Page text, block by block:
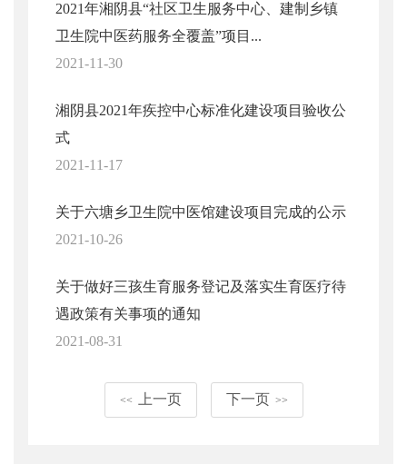
2021年湘阴县“社区卫生服务中心、建制乡镇
卫生院中医药服务全覆盖”项目...
2021-11-30
湘阴县2021年疾控中心标准化建设项目验收公
式
2021-11-17
关于六塘乡卫生院中医馆建设项目完成的公示
2021-10-26
关于做好三孩生育服务登记及落实生育医疗待
遇政策有关事项的通知
2021-08-31
<< 上一页 下一页 >>